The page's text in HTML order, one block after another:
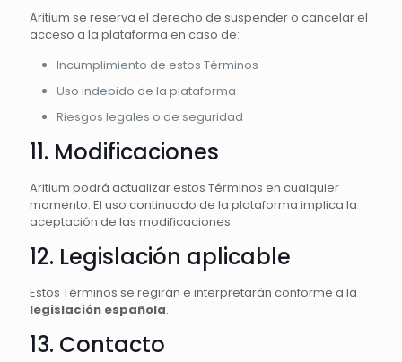
Aritium se reserva el derecho de suspender o cancelar el
acceso a la plataforma en caso de:
Incumplimiento de estos Términos
Uso indebido de la plataforma
Riesgos legales o de seguridad
11. Modificaciones
Aritium podrá actualizar estos Términos en cualquier
momento. El uso continuado de la plataforma implica la
aceptación de las modificaciones.
12. Legislación aplicable
Estos Términos se regirán e interpretarán conforme a la
legislación española.
13. Contacto